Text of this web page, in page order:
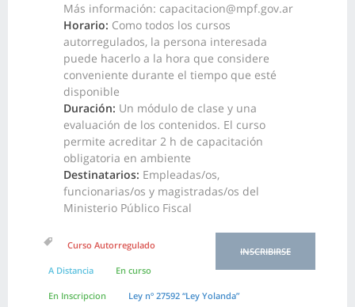
Más información: capacitacion@mpf.gov.ar
Horario: Como todos los cursos
autorregulados, la persona interesada
puede hacerlo a la hora que considere
conveniente durante el tiempo que esté
disponible
Duración: Un módulo de clase y una
evaluación de los contenidos. El curso
permite acreditar 2 h de capacitación
obligatoria en ambiente
Destinatarios: Empleadas/os,
funcionarias/os y magistradas/os del
Ministerio Público Fiscal
INSCRIBIRSE
Curso Autorregulado
A Distancia En curso
En Inscripcion Ley nº 27592 “Ley Yolanda”